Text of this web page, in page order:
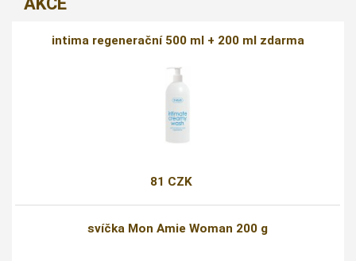
intima regenerační 500 ml + 200 ml zdarma
81 CZK
svíčka Mon Amie Woman 200 g